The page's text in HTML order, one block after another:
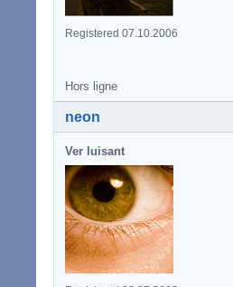
Registered 07.10.2006
Hors ligne
neon
Ver luisant